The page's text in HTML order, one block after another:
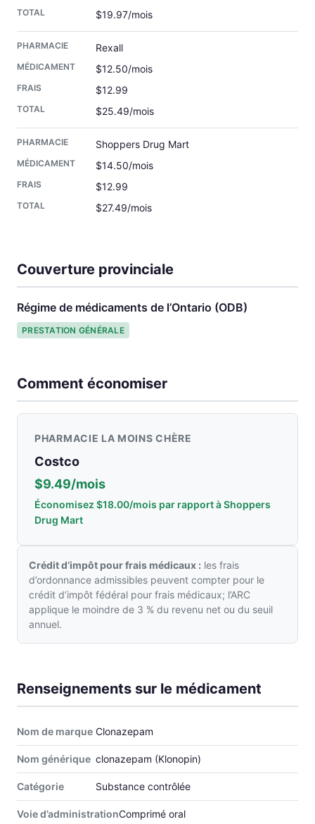
$19.97/mois
Rexall
$12.50/mois
$12.99
$25.49/mois
Shoppers Drug Mart
$14.50/mois
$12.99
$27.49/mois
Couverture provinciale
Régime de médicaments de l’Ontario (ODB)
PRESTATION GÉNÉRALE
Comment économiser
PHARMACIE LA MOINS CHÈRE
Costco
$9.49/mois
Économisez $18.00/mois par rapport à Shoppers
Drug Mart
Crédit d’impôt pour frais médicaux : les frais
d’ordonnance admissibles peuvent compter pour le
crédit d’impôt fédéral pour frais médicaux; l’ARC
applique le moindre de 3 % du revenu net ou du seuil
annuel.
Renseignements sur le médicament
Nom de marque Clonazepam
Nom générique clonazepam (Klonopin)
Catégorie Substance contrôlée
Voie d’administrationComprimé oral